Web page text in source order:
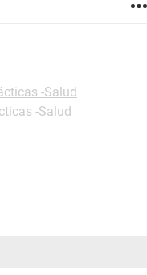
-Salud
-Salud